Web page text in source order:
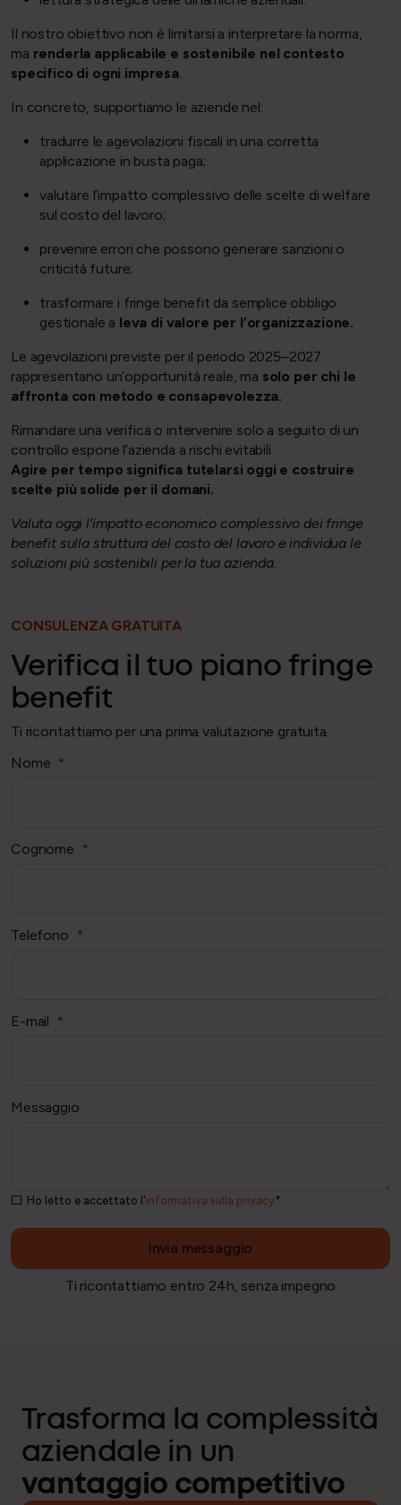
Il nostro obiettivo non è limitarsi a interpretare la norma,
ma renderla applicabile e sostenibile nel contesto
specifico di ogni impresa.
In concreto, supportiamo le aziende nel:
tradurre le agevolazioni fiscali in una corretta
applicazione in busta paga;
valutare l’impatto complessivo delle scelte di welfare
sul costo del lavoro;
prevenire errori che possono generare sanzioni o
criticità future;
trasformare i fringe benefit da semplice obbligo
gestionale a leva di valore per l’organizzazione.
Le agevolazioni previste per il periodo 2025–2027
rappresentano un’opportunità reale, ma solo per chi le
affronta con metodo e consapevolezza.
Rimandare una verifica o intervenire solo a seguito di un
controllo espone l’azienda a rischi evitabili.
Agire per tempo significa tutelarsi oggi e costruire
scelte più solide per il domani.
Valuta oggi l’impatto economico complessivo dei fringe
benefit sulla struttura del costo del lavoro e individua le
soluzioni più sostenibili per la tua azienda.
CONSULENZA GRATUITA
Verifica il tuo piano fringe
benefit
Ti ricontattiamo per una prima valutazione gratuita.
Nome *
Cognome *
Telefono *
E-mail *
Messaggio
Ho letto e accettato l'informativa sulla privacy*
Invia messaggio
Ti ricontattiamo entro 24h, senza impegno
Trasforma la complessità
aziendale in un
vantaggio competitivo